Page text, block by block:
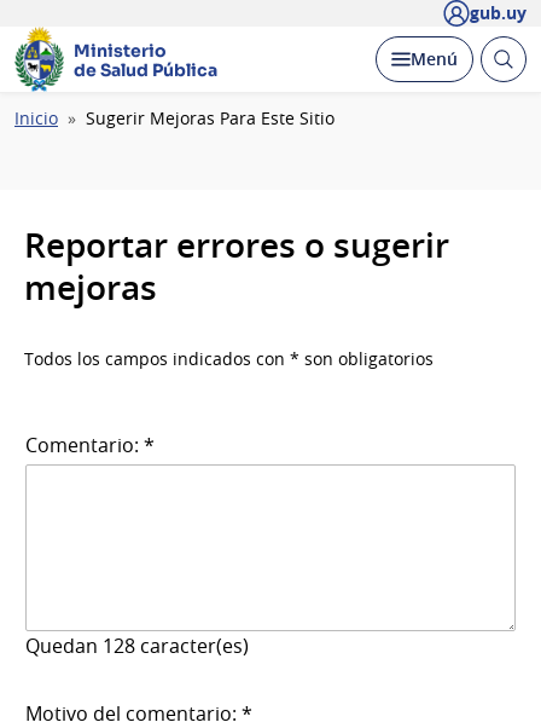
gub.uy
Ministerio
de Salud Pública
Desplegar
Menú Abrir
Ruta
Inicio Sugerir Mejoras Para Este Sitio
Reportar errores o sugerir
mejoras
Todos los campos indicados con * son obligatorios
Comentario: *
Quedan 128 caracter(es)
Motivo del comentario: *